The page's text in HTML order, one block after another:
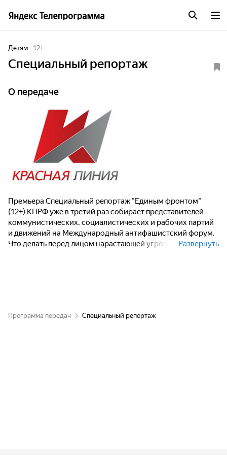
Детям 12+
Специальный репортаж
О передаче
Премьера Специальный репортаж "Единым фронтом"
(12+) КПРФ уже в третий раз собирает представителей
коммунистических, социалистических и рабочих партий
и движений на Международный антифашистский форум.
Что делать перед лицом нарастающей угрозы фашизма,
Развернуть
Программа передач Специальный репортаж